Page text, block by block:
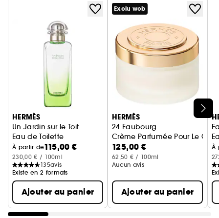
Ignorer le carrousel produits
HERMÈS
Un Jardin sur le Toit
Eau de Toilette
À partir de115,00 €
230,00 € / 100ml
135avis
Existe en 2 formats
Ajouter au panier
Exclu web
HERMÈS
24 Faubourg
Crème Parfumée Pour Le
125,00 €
62,50 € / 100ml
Aucun avis
Ajouter au panier
À